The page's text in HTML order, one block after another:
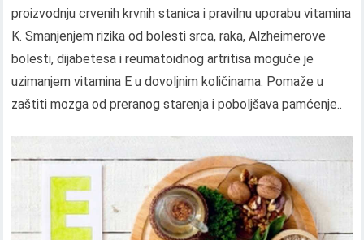
proizvodnju crvenih krvnih stanica i pravilnu uporabu vitamina
K. Smanjenjem rizika od bolesti srca, raka, Alzheimerove
bolesti, dijabetesa i reumatoidnog artritisa moguće je
uzimanjem vitamina E u dovoljnim količinama. Pomaže u
zaštiti mozga od preranog starenja i poboljšava pamćenje..